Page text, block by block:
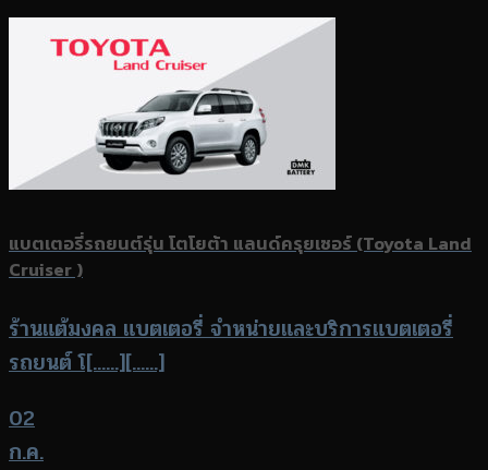
แบตเตอรี่รถยนต์รุ่น โตโยต้า แลนด์ครุยเซอร์ (Toyota Land
Cruiser )
ร้านแต้มงคล แบตเตอรี่ จำหน่ายและบริการแบตเตอรี่
รถยนต์ โ[......][......]
02
ก.ค.